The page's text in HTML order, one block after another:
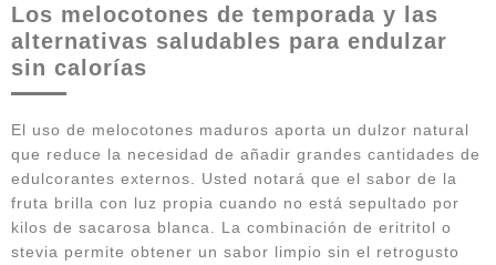
Los melocotones de temporada y las
alternativas saludables para endulzar
sin calorías
El uso de melocotones maduros aporta un dulzor natural
que reduce la necesidad de añadir grandes cantidades de
edulcorantes externos. Usted notará que el sabor de la
fruta brilla con luz propia cuando no está sepultado por
kilos de sacarosa blanca. La combinación de eritritol o
stevia permite obtener un sabor limpio sin el retrogusto